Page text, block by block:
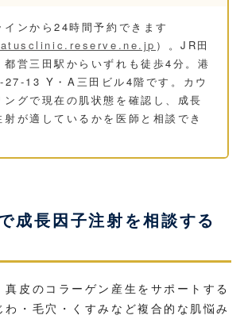
インから24時間予約できます
）。JR田
都営三田駅からいずれも徒歩4分。港
27-13 Y・A三田ビル4階です。カウ
ングで現在の肌状態を確認し、成長
射が適しているかを医師と相談でき
成長因子注射を相談する
真皮のコラーゲン産生をサポートする
わ・毛穴・くすみなど複合的な肌悩み